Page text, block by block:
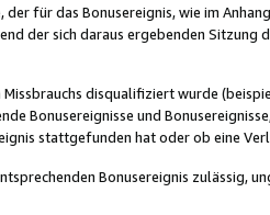
der für das Bonusereignis, wie im
der sich daraus ergebenden Sitzung
disqualifiziert wurde
Bonusereignisse und
stattgefunden hat oder ob eine
Bonusereignis zulässig,